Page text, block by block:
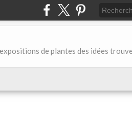
de plantes des idées